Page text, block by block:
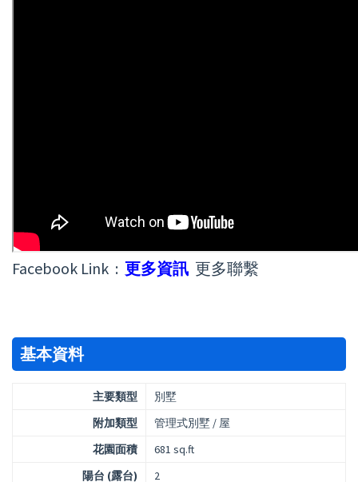
Facebook Link : 更多資訊 更多聯繫
基本資料
主要類型
別墅
附加類型
管理式別墅 / 屋
花園面積
681 sq.ft
陽台 (露台)
2